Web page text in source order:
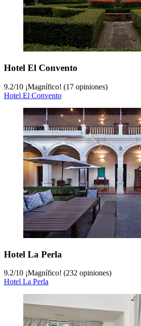
Hotel El Convento
9.2/10 ¡Magnífico! (17 opiniones)
Hotel El Convento
Hotel La Perla
9.2/10 ¡Magnífico! (232 opiniones)
Hotel La Perla